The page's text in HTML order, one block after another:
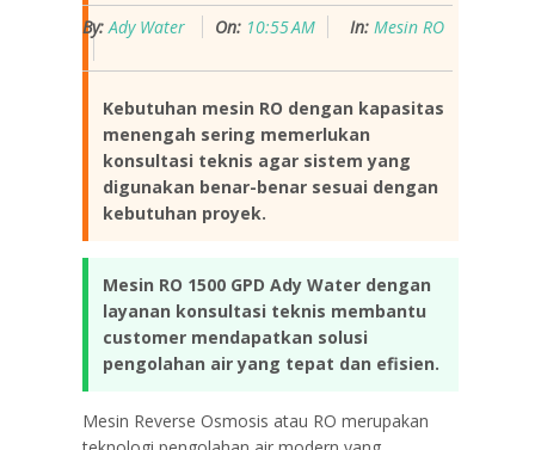
By: Ady Water On: 10:55 AM In: Mesin RO
Kebutuhan mesin RO dengan kapasitas
menengah sering memerlukan
konsultasi teknis agar sistem yang
digunakan benar-benar sesuai dengan
kebutuhan proyek.
Mesin RO 1500 GPD Ady Water dengan
layanan konsultasi teknis membantu
customer mendapatkan solusi
pengolahan air yang tepat dan efisien.
Mesin Reverse Osmosis atau RO merupakan